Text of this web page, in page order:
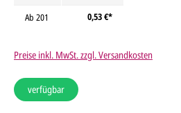
Ab 201 0,53 €*
Preise inkl. MwSt. zzgl. Versandkosten
verfügbar